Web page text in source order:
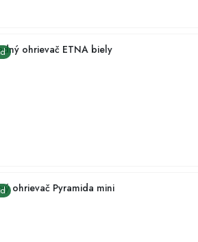
ohrievač ETNA biely
ohrievač Pyramida mini